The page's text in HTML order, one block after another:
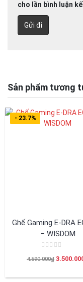
cho lần bình luận
Sản phẩm tương
- 23.7%
Ghế Gaming E-DRA
– WISDOM
xếp
5
4.590.000₫ Giá
là: